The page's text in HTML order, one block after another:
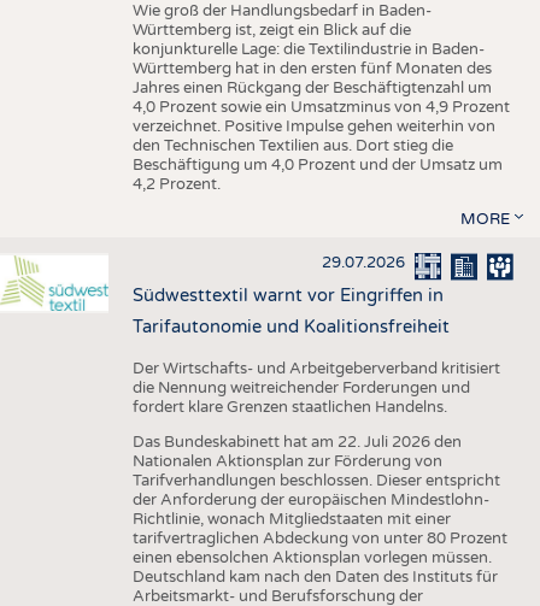
Wie groß der Handlungsbedarf in Baden-
Württemberg ist, zeigt ein Blick auf die
konjunkturelle Lage: die Textilindustrie in Baden-
Württemberg hat in den ersten fünf Monaten des
Jahres einen Rückgang der Beschäftigtenzahl um
4,0 Prozent sowie ein Umsatzminus von 4,9 Prozent
verzeichnet. Positive Impulse gehen weiterhin von
den Technischen Textilien aus. Dort stieg die
Beschäftigung um 4,0 Prozent und der Umsatz um
4,2 Prozent.
MORE
29.07.2026
Südwesttextil warnt vor Eingriffen in
Tarifautonomie und Koalitionsfreiheit
Der Wirtschafts- und Arbeitgeberverband kritisiert
die Nennung weitreichender Forderungen und
fordert klare Grenzen staatlichen Handelns.
Das Bundeskabinett hat am 22. Juli 2026 den
Nationalen Aktionsplan zur Förderung von
Tarifverhandlungen beschlossen. Dieser entspricht
der Anforderung der europäischen Mindestlohn-
Richtlinie, wonach Mitgliedstaaten mit einer
tarifvertraglichen Abdeckung von unter 80 Prozent
einen ebensolchen Aktionsplan vorlegen müssen.
Deutschland kam nach den Daten des Instituts für
Arbeitsmarkt- und Berufsforschung der